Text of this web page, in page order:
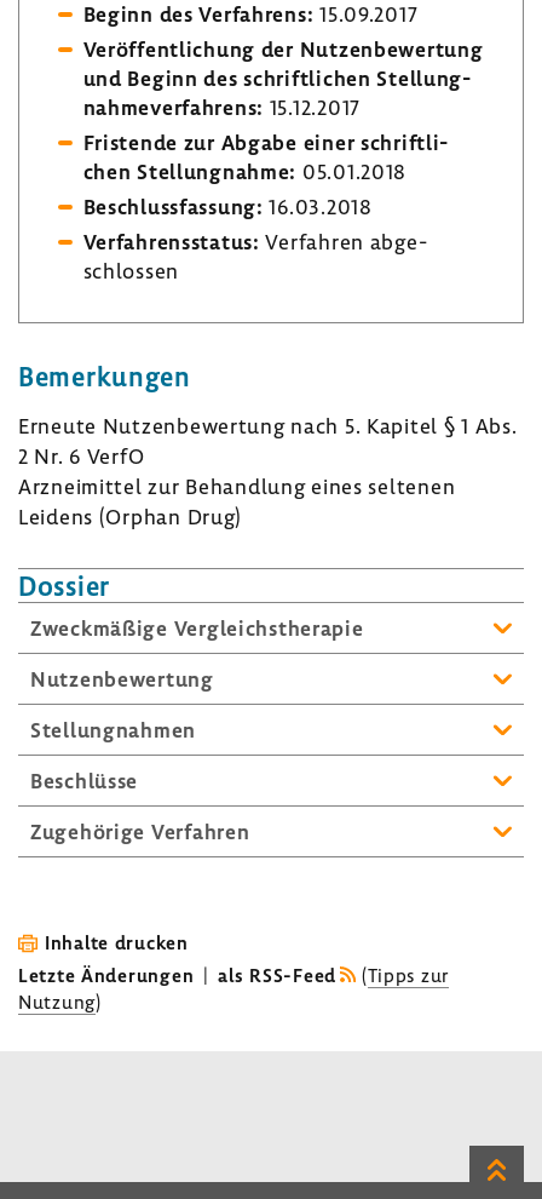
Beginn des Verfah­rens: 15.09.2017
Veröf­fent­li­chung der Nutzen­be­wer­tung
und Beginn des schrift­li­chen Stel­lung­
nah­me­ver­fah­rens: 15.12.2017
Fris­tende zur Abgabe einer schrift­li­
chen Stel­lung­nahme: 05.01.2018
Beschluss­fas­sung: 16.03.2018
Verfah­rens­status: Verfahren abge­
schlossen
Bemer­kungen
Erneute Nutzen­be­wer­tung nach 5. Kapitel § 1 Abs.
2 Nr. 6 VerfO
Arznei­mittel zur Behand­lung eines seltenen
Leidens (Orphan Drug)
Dossier
Zweck­mä­ßige Vergleichs­the­rapie
Nutzen­be­wer­tung
Stel­lung­nahmen
Beschlüsse
Zuge­hö­rige Verfahren
Inhalte drucken
Letzte Änderungen | als RSS-Feed (Tipps zur
Nutzung)
Zum